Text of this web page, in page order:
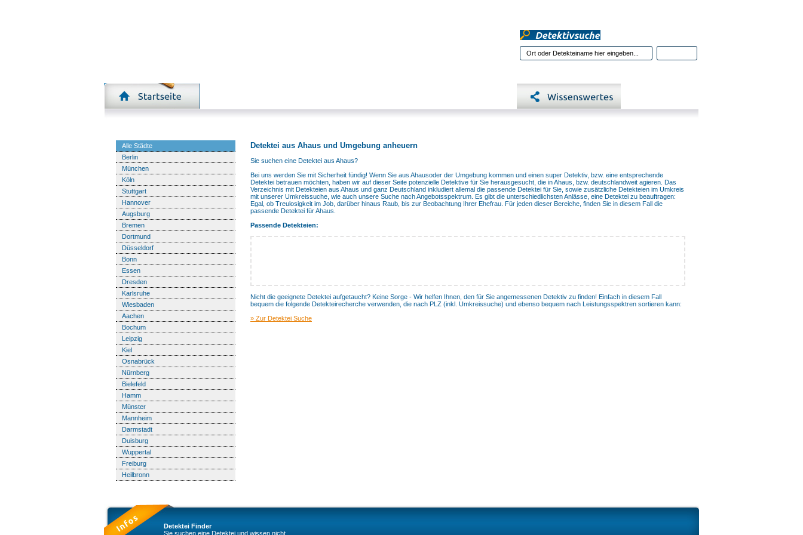
Alle Städte
Berlin
München
Köln
Stuttgart
Hannover
Augsburg
Bremen
Dortmund
Düsseldorf
Bonn
Essen
Dresden
Karlsruhe
Wiesbaden
Aachen
Bochum
Leipzig
Kiel
Osnabrück
Nürnberg
Bielefeld
Hamm
Münster
Mannheim
Darmstadt
Duisburg
Wuppertal
Freiburg
Heilbronn
Detektei aus Ahaus und Umgebung anheuern
Sie suchen eine Detektei aus Ahaus?
Bei uns werden Sie mit Sicherheit fündig! Wenn Sie aus Ahausoder der Umgebung kommen und einen super Detektiv, bzw. eine entsprechende
Detektei betrauen möchten, haben wir auf dieser Seite potenzielle Detektive für Sie herausgesucht, die in Ahaus, bzw. deutschlandweit agieren. Das
Verzeichnis mit Detekteien aus Ahaus und ganz Deutschland inkludiert allemal die passende Detektei für Sie, sowie zusätzliche Detekteien im Umkreis
mit unserer Umkreissuche, wie auch unsere Suche nach Angebotsspektrum. Es gibt die unterschiedlichsten Anlässe, eine Detektei zu beauftragen:
Egal, ob Treulosigkeit im Job, darüber hinaus Raub, bis zur Beobachtung Ihrer Ehefrau. Für jeden dieser Bereiche, finden Sie in diesem Fall die
passende Detektei für Ahaus.
Passende Detekteien:
Nicht die geeignete Detektei aufgetaucht? Keine Sorge - Wir helfen Ihnen, den für Sie angemessenen Detektiv zu finden! Einfach in diesem Fall
bequem die folgende Detekteirecherche verwenden, die nach PLZ (inkl. Umkreissuche) und ebenso bequem nach Leistungsspektren sortieren kann:
» Zur Detektei Suche
Detektei Finder
Sie suchen eine Detektei und wissen nicht,